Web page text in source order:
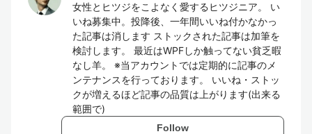
女性とヒツジをこよなく愛するヒツジニア。 い
いね募集中。投降後、一年間いいね付かなかっ
た記事は消します ストックされた記事は加筆を
検討します。 最近はWPFしか触ってない貧乏暇
なし羊。 ※当アカウントでは定期的に記事のメ
ンテナンスを行っております。 いいね・ストッ
クが増えるほど記事の品質は上がります(出来る
範囲で)
Follow